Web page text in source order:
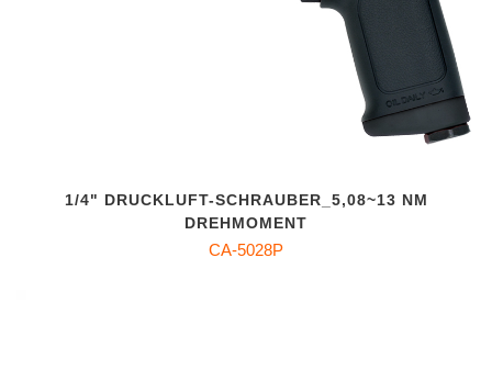
1/4" DRUCKLUFT-SCHRAUBER_5,08~13 NM
DREHMOMENT
CA-5028P